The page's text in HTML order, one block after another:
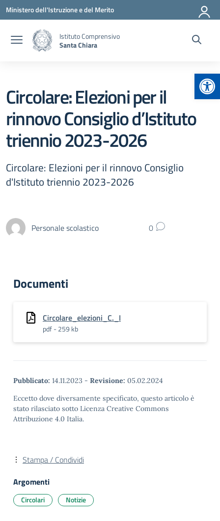
Vai ai contenuti
Vai al menu di navigazione
Vai al footer
Ministero dell'Istruzione e del Merito
Istituto Comprensivo
Santa Chiara
Circolare: Elezioni per il
rinnovo Consiglio d’Istituto
triennio 2023-2026
Circolare: Elezioni per il rinnovo Consiglio
d'Istituto triennio 2023-2026
Personale scolastico 0
Documenti
Circolare_elezioni_C._I
pdf - 259 kb
Pubblicato: 14.11.2023 - Revisione: 05.02.2024
Eccetto dove diversamente specificato, questo articolo è
stato rilasciato sotto Licenza Creative Commons
Attribuzione 4.0 Italia.
Stampa / Condividi
Argomenti
Circolari Notizie